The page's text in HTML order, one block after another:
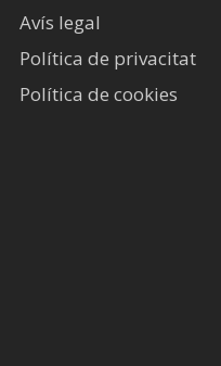
Avís legal​
Política de privacitat
Política de cookies